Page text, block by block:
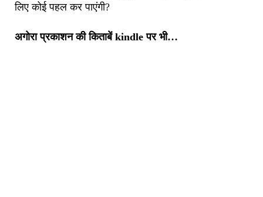
लिए कोई पहल कर पाएंगी?
अगोरा प्रकाशन की किताबें kindle पर भी…